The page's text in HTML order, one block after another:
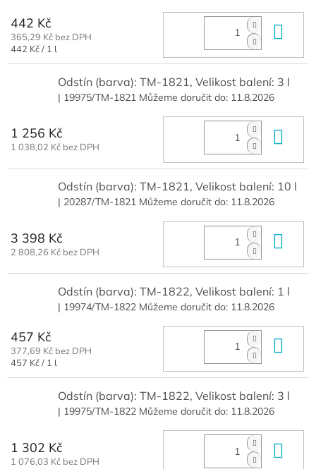
442 Kč
365,29 Kč bez DPH
Měrná
442 Kč / 1 l
Odstín (barva): TM-1821, Velikost balení: 3 l
| 19975/TM-1821 Můžeme doručit do: 11.8.2026
1 256 Kč
1 038,02 Kč bez DPH
Odstín (barva): TM-1821, Velikost balení: 10 l
| 20287/TM-1821 Můžeme doručit do: 11.8.2026
3 398 Kč
2 808,26 Kč bez DPH
Odstín (barva): TM-1822, Velikost balení: 1 l
| 19974/TM-1822 Můžeme doručit do: 11.8.2026
457 Kč
377,69 Kč bez DPH
Měrná
cena:
457 Kč / 1 l
Odstín (barva): TM-1822, Velikost balení: 3 l
| 19975/TM-1822 Můžeme doručit do: 11.8.2026
1 302 Kč
1 076,03 Kč bez DPH